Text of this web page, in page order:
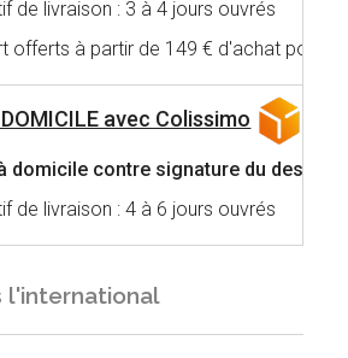
de livraison : 3 à 4 jours ouvrés
offerts à partir de 149 € d'achat pour
avec Colissimo
domicile contre signature du
de livraison : 4 à 6 jours ouvrés
l'international